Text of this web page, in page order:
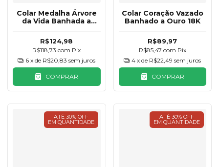
Colar Medalha Árvore
da Vida Banhada a
R$124,98
R$118,73com Pix
6 x de R$20,83 sem juros
COMPRAR
Colar Coração Vazado
Banhado a Ouro 18K
R$89,97
R$85,47 com Pix
4 x de R$22,49 sem juros
COMPRAR
ATÉ 30% OFF
EM QUANTIDADE
ATÉ 30% OFF
EM QUANTIDADE